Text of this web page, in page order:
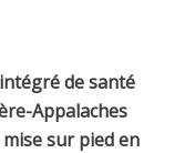
de santé
Appalaches
mise sur pied en